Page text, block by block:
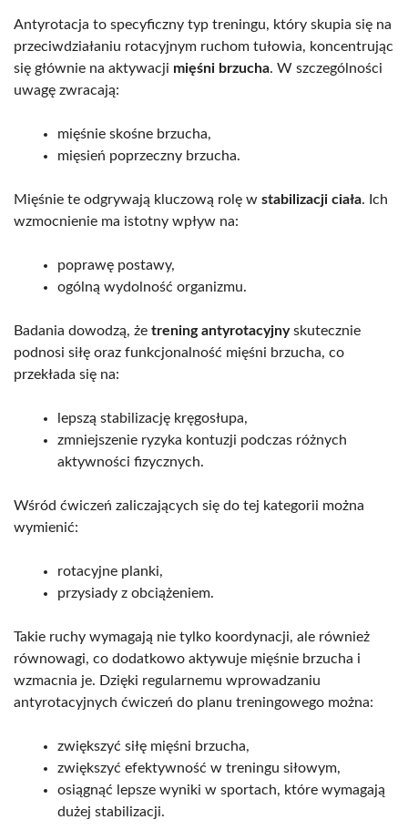
Antyrotacja to specyficzny typ treningu, który skupia się na
przeciwdziałaniu rotacyjnym ruchom tułowia, koncentrując
się głównie na aktywacji mięśni brzucha. W szczególności
uwagę zwracają:
mięśnie skośne brzucha,
mięsień poprzeczny brzucha.
Mięśnie te odgrywają kluczową rolę w stabilizacji ciała. Ich
wzmocnienie ma istotny wpływ na:
poprawę postawy,
ogólną wydolność organizmu.
Badania dowodzą, że trening antyrotacyjnyskutecznie
podnosi siłę oraz funkcjonalność mięśni brzucha, co
przekłada się na:
lepszą stabilizację kręgosłupa,
zmniejszenie ryzyka kontuzji podczas różnych
aktywności fizycznych.
Wśród ćwiczeń zaliczających się do tej kategorii można
wymienić:
rotacyjne planki,
przysiady z obciążeniem.
Takie ruchy wymagają nie tylko koordynacji, ale również
równowagi, co dodatkowo aktywuje mięśnie brzucha i
wzmacnia je. Dzięki regularnemu wprowadzaniu
antyrotacyjnych ćwiczeń do planu treningowego można:
zwiększyć siłę mięśni brzucha,
zwiększyć efektywność w treningu siłowym,
osiągnąć lepsze wyniki w sportach, które wymagają
dużej stabilizacji.